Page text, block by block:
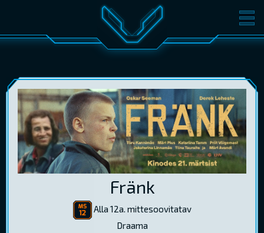
FILMID PILETID
KONVERENTS V-KLUBI
KINKEKAARDID
Fränk
Alla 12a. mittesoovitatav
Draama